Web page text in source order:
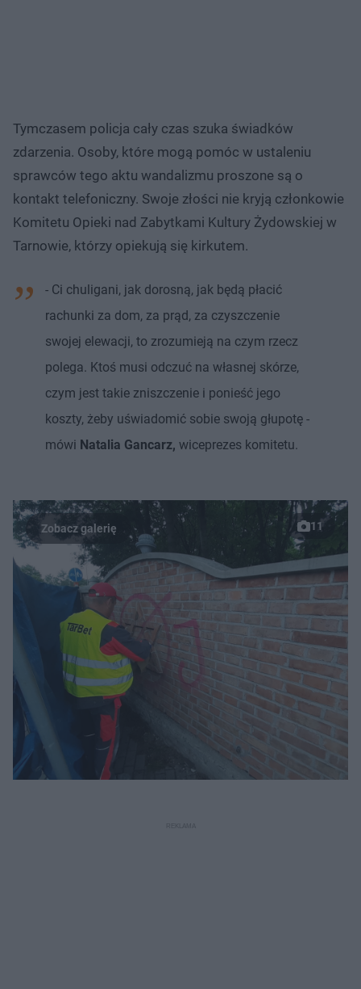
Tymczasem policja cały czas szuka świadków
zdarzenia. Osoby, które mogą pomóc w ustaleniu
sprawców tego aktu wandalizmu proszone są o
kontakt telefoniczny. Swoje złości nie kryją członkowie
Komitetu Opieki nad Zabytkami Kultury Żydowskiej w
Tarnowie, którzy opiekują się kirkutem.
- Ci chuligani, jak dorosną, jak będą płacić
rachunki za dom, za prąd, za czyszczenie
swojej elewacji, to zrozumieją na czym rzecz
polega. Ktoś musi odczuć na własnej skórze,
czym jest takie zniszczenie i ponieść jego
koszty, żeby uświadomić sobie swoją głupotę -
mówi Natalia Gancarz, wiceprezes komitetu.
11